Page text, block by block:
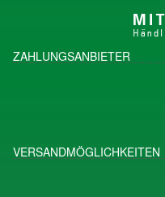
ZAHLUNGSANBIETER
VERSANDMÖGLICHKEITEN